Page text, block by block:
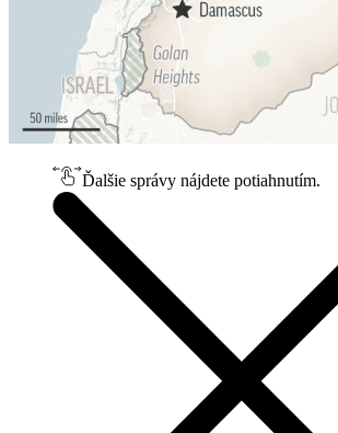
Ďalšie správy nájdete potiahnutím.